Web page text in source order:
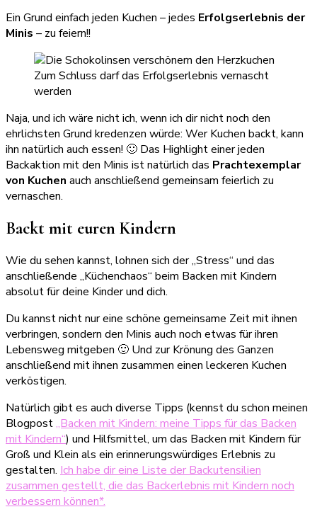
Ein Grund einfach jeden Kuchen – jedes Erfolgserlebnis der
Minis – zu feiern!!
Zum Schluss darf das Erfolgserlebnis vernascht
werden
Naja, und ich wäre nicht ich, wenn ich dir nicht noch den
ehrlichsten Grund kredenzen würde: Wer Kuchen backt, kann
ihn natürlich auch essen! 🙂 Das Highlight einer jeden
Backaktion mit den Minis ist natürlich das Prachtexemplar
von Kuchen auch anschließend gemeinsam feierlich zu
vernaschen.
Backt mit euren Kindern
Wie du sehen kannst, lohnen sich der „Stress“ und das
anschließende „Küchenchaos“ beim Backen mit Kindern
absolut für deine Kinder und dich.
Du kannst nicht nur eine schöne gemeinsame Zeit mit ihnen
verbringen, sondern den Minis auch noch etwas für ihren
Lebensweg mitgeben 🙂 Und zur Krönung des Ganzen
anschließend mit ihnen zusammen einen leckeren Kuchen
verköstigen.
Natürlich gibt es auch diverse Tipps (kennst du schon meinen
Blogpost„Backen mit Kindern: meine Tipps für das Backen
mit Kindern“) und Hilfsmittel, um das Backen mit Kindern für
Groß und Klein als ein erinnerungswürdiges Erlebnis zu
gestalten. Ich habe dir eine Liste der Backutensilien
zusammen gestellt, die das Backerlebnis mit Kindern noch
verbessern können*.